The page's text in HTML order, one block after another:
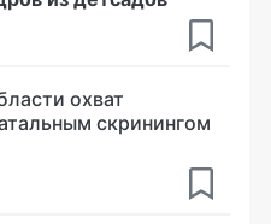
охват
скринингом